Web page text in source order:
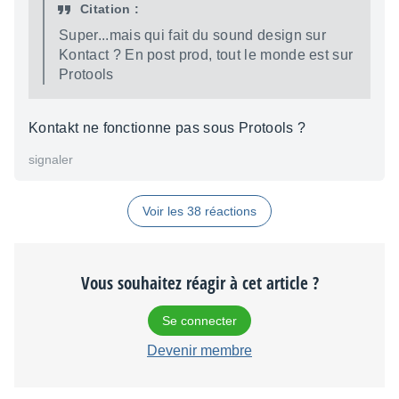
Citation :
Super...mais qui fait du sound design sur
Kontact ? En post prod, tout le monde est sur
Protools
Kontakt ne fonctionne pas sous Protools ?
signaler
Voir les 38 réactions
Vous souhaitez réagir à cet article ?
Se connecter
Devenir membre